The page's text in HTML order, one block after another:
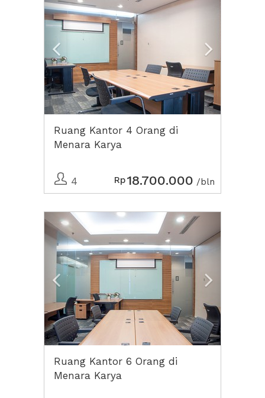
Ruang Kantor 4 Orang di
Menara Karya
4 Rp18.700.000 /bln
Previous
Ruang Kantor 6 Orang di
Menara Karya